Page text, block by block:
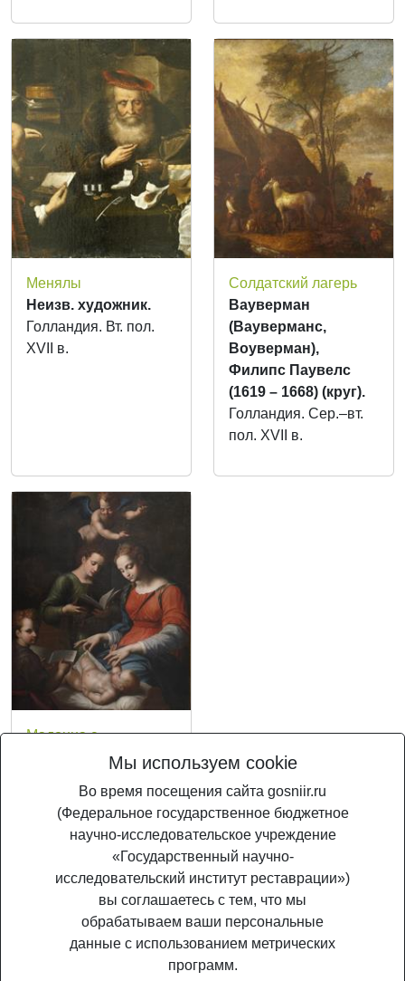
Менялы
Неизв. художник.
Голландия. Вт. пол.
XVII в.
Солдатский лагерь
Вауверман
(Вауверманс,
Воуверман),
Филипс Паувелс
(1619 – 1668) (круг).
Голландия. Сер.–вт.
пол. XVII в.
Мадонна с
Младенцем, юным
Крестителем и
музицирующим
ангелом
Неизв. художник.
Италия. Вт. пол. XVII
Мы используем cookie
Во время посещения сайта gosniir.ru
(Федеральное государственное бюджетное
научно-исследовательское учреждение
«Государственный научно-
исследовательский институт реставрации»)
вы соглашаетесь с тем, что мы
обрабатываем ваши персональные
данные с использованием метрических
программ.